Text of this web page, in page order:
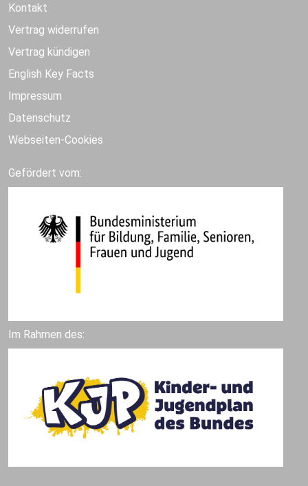
Kontakt
Vertrag widerrufen
Vertrag kündigen
English Key Facts
Impressum
Datenschutz
Webseiten-Cookies
Gefördert vom:
Im Rahmen des: